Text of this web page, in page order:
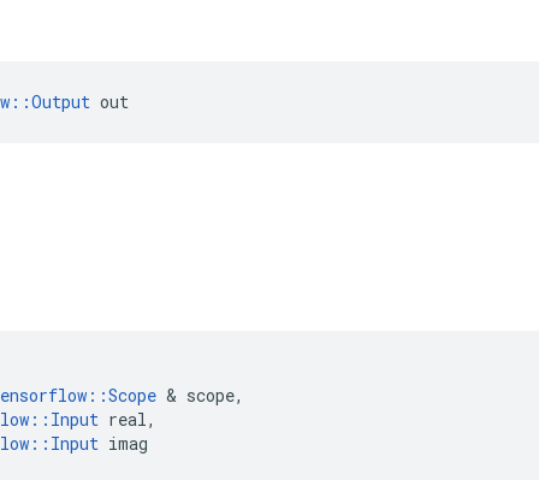
out
::Scope & scope,
:: Input real,
:: Input imag